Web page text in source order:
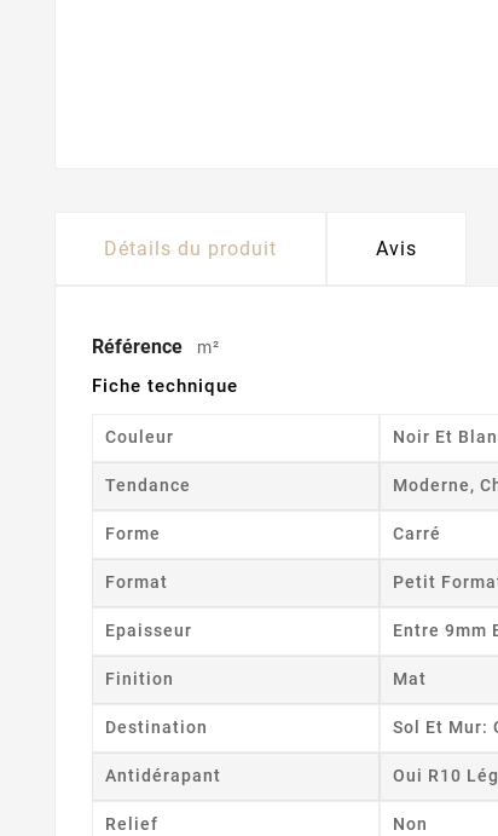
Détails du produit Avis
Référence m²
Fiche technique
Couleur Noir Et
Tendance Moderne,
Forme Carré
Format Petit
Epaisseur Entre 9mm
Finition Mat
Destination Sol Et Mur:
Antidérapant Oui R10
Relief Non